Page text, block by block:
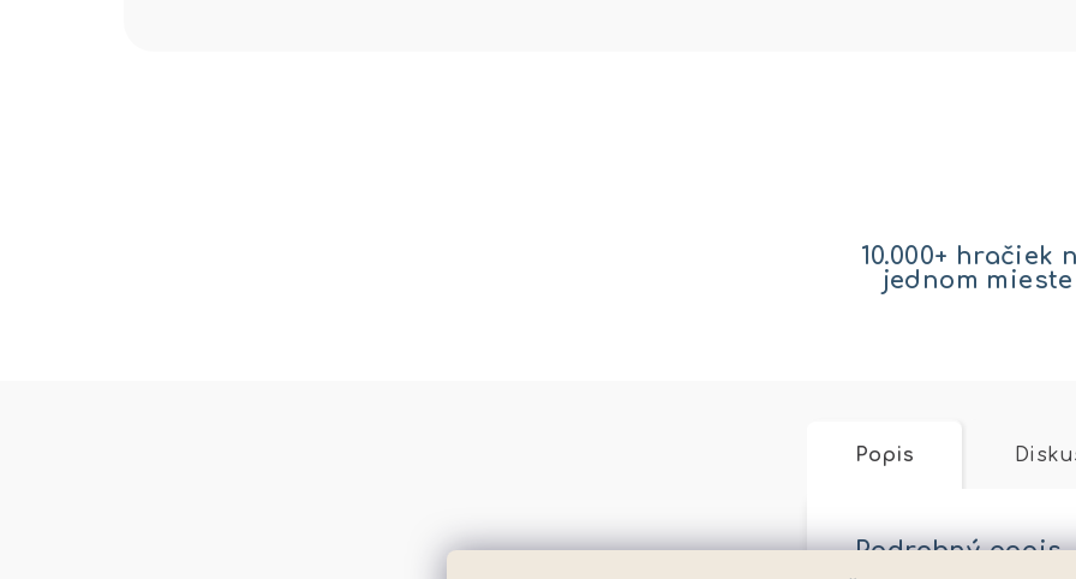
10.000+ hračiek
jednom mieste
Popis
Podrobný popis